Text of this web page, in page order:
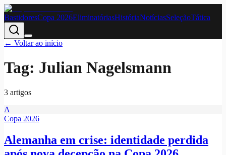
BastidoresCopa 2026EliminatóriasHistóriaNotíciasSeleçãoTática
← Voltar ao início
Tag: Julian Nagelsmann
3 artigos
A
Copa 2026
Alemanha em crise: identidade perdida